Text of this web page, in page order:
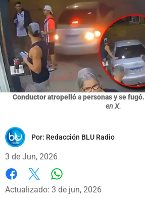
Conductor atropelló a personas y se fugó.
en X.
Por: Redacción BLU Radio
3 de Jun, 2026
Facebook
X
Actualizado: 3 de jun, 2026